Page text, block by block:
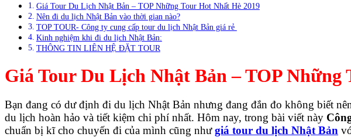
Giá Tour Du Lịch Nhật Bản – TOP Những Tour Hot Nhất Hè 2019
Nên đi du lịch Nhật Bản vào thời gian nào?
TOP TOUR- Công ty cung cấp tour du lịch Nhật Bản giá rẻ
Kinh nghiệm khi đi du lịch Nhật Bản:
THÔNG TIN LIÊN HỆ ĐẶT TOUR
Giá Tour Du Lịch Nhật Bản – TOP Những
Bạn đang có dư định đi du lịch Nhật Bản nhưng đang đắn đo không biết
du lịch hoàn hảo và tiết kiệm chi phí nhất. Hôm nay, trong bài viết này
chuẩn bị kĩ cho chuyến đi của mình cũng nhưgiá tour du lịch Nhật Bản